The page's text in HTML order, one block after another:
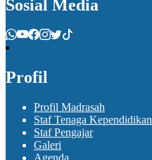
Sosial Media
Profil
Profil Madrasah
Staf Tenaga Kependidikan
Staf Pengajar
Galeri
Agenda